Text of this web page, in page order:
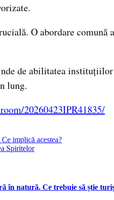
O abordare
de abilitatea instituțiilor
lung.
20260423IPR41835/
implică acestea?
Spiritelor
în natură. Ce trebuie să știe